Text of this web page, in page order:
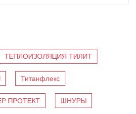
ТЕПЛОИЗОЛЯЦИЯ ТИЛИТ
Титанфлекс
ПРОТЕКТ ШНУРЫ